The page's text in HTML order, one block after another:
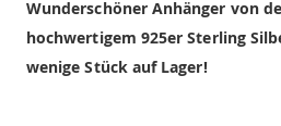
Wunderschöner Anhänger von
hochwertigem 925er Sterling
wenige Stück auf Lager!